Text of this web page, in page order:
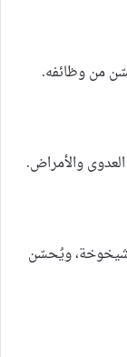
من وظائفه.
والأمراض.
ويُحسّن